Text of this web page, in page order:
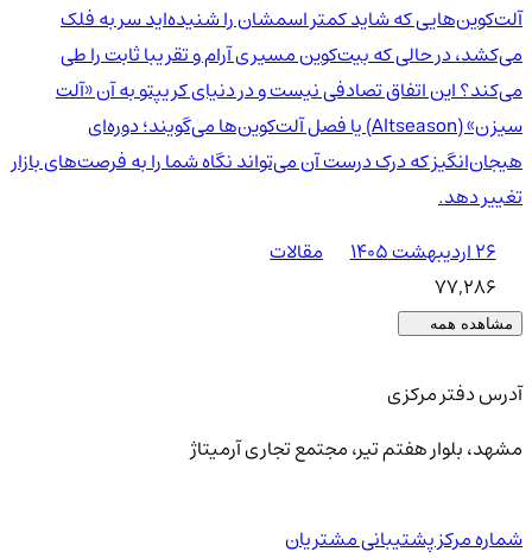
آلت‌کوین‌هایی که شاید کمتر اسمشان را شنیده‌اید سر به فلک
می‌کشد، در حالی که بیت‌کوین مسیری آرام و تقریبا ثابت را طی
می‌کند؟ این اتفاق تصادفی نیست و در دنیای کریپتو به آن «آلت
سیزن» (Altseason) یا فصل آلت‌کوین‌ها می‌گویند؛ دوره‌ای
هیجان‌انگیز که درک درست آن می‌تواند نگاه شما را به فرصت‌های بازار
تغییر دهد.
۲۶ اردیبهشت ۱۴۰۵
مقالات
77,286
مشاهده همه
آدرس دفتر مرکزی
مشهد، بلوار هفتم تیر، مجتمع تجاری آرمیتاژ
شماره مرکز پشتیبانی مشتریان